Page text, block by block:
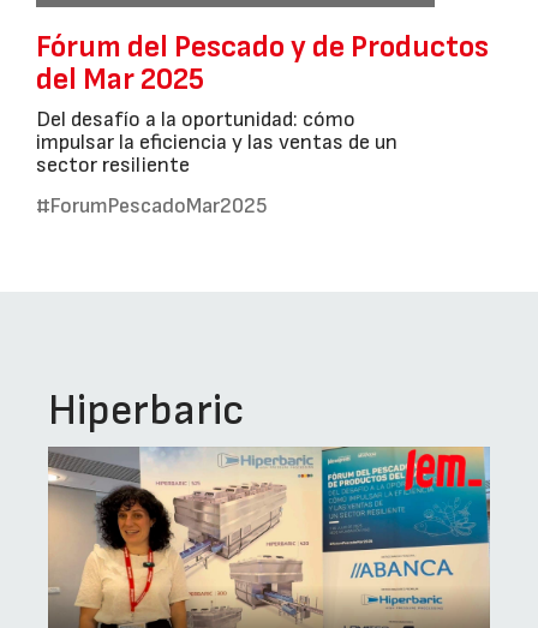
Fórum del Pescado y de Productos
del Mar 2025
Del desafío a la oportunidad: cómo
impulsar la eficiencia y las ventas de un
sector resiliente
#ForumPescadoMar2025
Hiperbaric